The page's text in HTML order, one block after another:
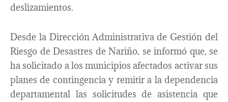
deslizamientos.
Desde la Dirección Administrativa de Gestión del
Riesgo de Desastres de Nariño, se informó que, se
ha solicitado a los municipios afectados activar sus
planes de contingencia y remitir a la dependencia
departamental las solicitudes de asistencia que